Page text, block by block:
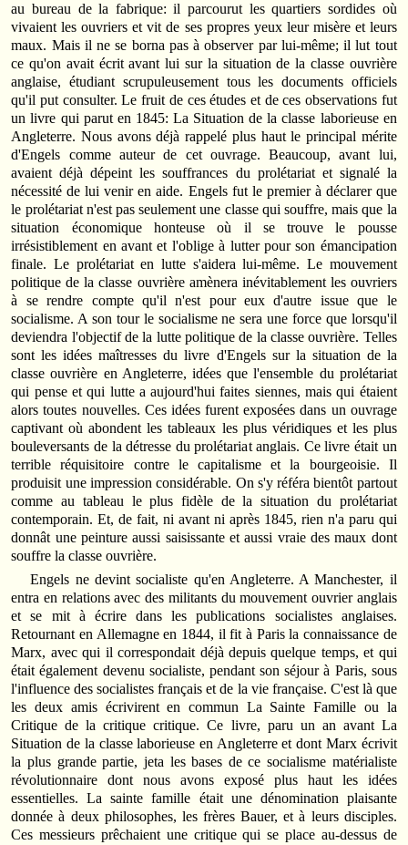
au bureau de la fabrique: il parcourut les quartiers sordides où
vivaient les ouvriers et vit de ses propres yeux leur misère et leurs
maux. Mais il ne se borna pas à observer par lui-même; il lut tout
ce qu'on avait écrit avant lui sur la situation de la classe ouvrière
anglaise, étudiant scrupuleusement tous les documents officiels
qu'il put consulter. Le fruit de ces études et de ces observations fut
un livre qui parut en 1845: La Situation de la classe laborieuse en
Angleterre. Nous avons déjà rappelé plus haut le principal mérite
d'Engels comme auteur de cet ouvrage. Beaucoup, avant lui,
avaient déjà dépeint les souffrances du prolétariat et signalé la
nécessité de lui venir en aide. Engels fut le premier à déclarer que
le prolétariat n'est pas seulement une classe qui souffre, mais que la
situation économique honteuse où il se trouve le pousse
irrésistiblement en avant et l'oblige à lutter pour son émancipation
finale. Le prolétariat en lutte s'aidera lui-même. Le mouvement
politique de la classe ouvrière amènera inévitablement les ouvriers
à se rendre compte qu'il n'est pour eux d'autre issue que le
socialisme. A son tour le socialisme ne sera une force que lorsqu'il
deviendra l'objectif de la lutte politique de la classe ouvrière. Telles
sont les idées maîtresses du livre d'Engels sur la situation de la
classe ouvrière en Angleterre, idées que l'ensemble du prolétariat
qui pense et qui lutte a aujourd'hui faites siennes, mais qui étaient
alors toutes nouvelles. Ces idées furent exposées dans un ouvrage
captivant où abondent les tableaux les plus véridiques et les plus
bouleversants de la détresse du prolétariat anglais. Ce livre était un
terrible réquisitoire contre le capitalisme et la bourgeoisie. Il
produisit une impression considérable. On s'y référa bientôt partout
comme au tableau le plus fidèle de la situation du prolétariat
contemporain. Et, de fait, ni avant ni après 1845, rien n'a paru qui
donnât une peinture aussi saisissante et aussi vraie des maux dont
souffre la classe ouvrière.
Engels ne devint socialiste qu'en Angleterre. A Manchester, il
entra en relations avec des militants du mouvement ouvrier anglais
et se mit à écrire dans les publications socialistes anglaises.
Retournant en Allemagne en 1844, il fit à Paris la connaissance de
Marx, avec qui il correspondait déjà depuis quelque temps, et qui
était également devenu socialiste, pendant son séjour à Paris, sous
l'influence des socialistes français et de la vie française. C'est là que
les deux amis écrivirent en commun La Sainte Famille ou la
Critique de la critique critique. Ce livre, paru un an avant La
Situation de la classe laborieuse en Angleterre et dont Marx écrivit
la plus grande partie, jeta les bases de ce socialisme matérialiste
révolutionnaire dont nous avons exposé plus haut les idées
essentielles. La sainte famille était une dénomination plaisante
donnée à deux philosophes, les frères Bauer, et à leurs disciples.
Ces messieurs prêchaient une critique qui se place au-dessus de